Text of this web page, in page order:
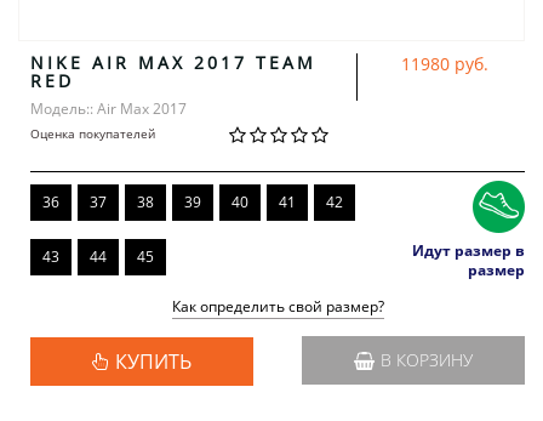
NIKE AIR MAX 2017 TEAM
RED
Модель:: Air Max 2017
Оценка покупателей
11980 руб.
36 37 38 39 40 41 42
43 44 45
Идут размер в
размер
Как определить свой размер?
КУПИТЬ В КОРЗИНУ